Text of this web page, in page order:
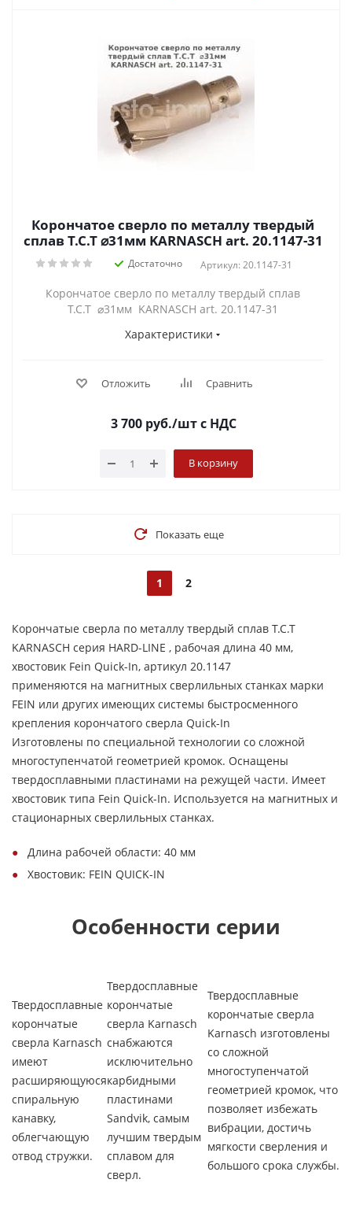
Корончатое сверло по металлу твердый
сплав Т.С.Т ⌀31мм KARNASCH art. 20.1147-31
Достаточно Артикул: 20.1147-31
Корончатое сверло по металлу твердый сплав
Т.С.Т ⌀31мм KARNASCH art. 20.1147-31
Характеристики
Отложить Сравнить
3 700руб./штс НДС
В корзину
Показать еще
1 2
Корончатые сверла по металлу твердый сплав T.C.T
KARNASCH серия HARD-LINE , рабочая длина 40 мм,
хвостовик Fein Quick-In, артикул 20.1147
применяются на магнитных сверлильных станках марки
FEIN или других имеющих системы быстросменного
крепления корончатого сверла Quick-In
Изготовлены по специальной технологии со сложной
многоступенчатой геометрией кромок. Оснащены
твердосплавными пластинами на режущей части. Имеет
хвостовик типа Fein Quick-In. Используется на магнитных и
стационарных сверлильных станках.
Длина рабочей области: 40 мм
Хвостовик: FEIN QUICK-IN
Особенности серии
Твердосплавные
корончатые
сверла Karnasch
имеют
расширяющуюся
спиральную
канавку,
облегчающую
отвод стружки.
Твердосплавные
корончатые
сверла Karnasch
снабжаются
исключительно
карбидными
пластинами
Sandvik, самым
лучшим твердым
сплавом для
сверл.
Твердосплавные
корончатые сверла
Karnasch изготовлены
со сложной
многоступенчатой
геометрией кромок, что
позволяет избежать
вибрации, достичь
мягкости сверления и
большого срока службы.